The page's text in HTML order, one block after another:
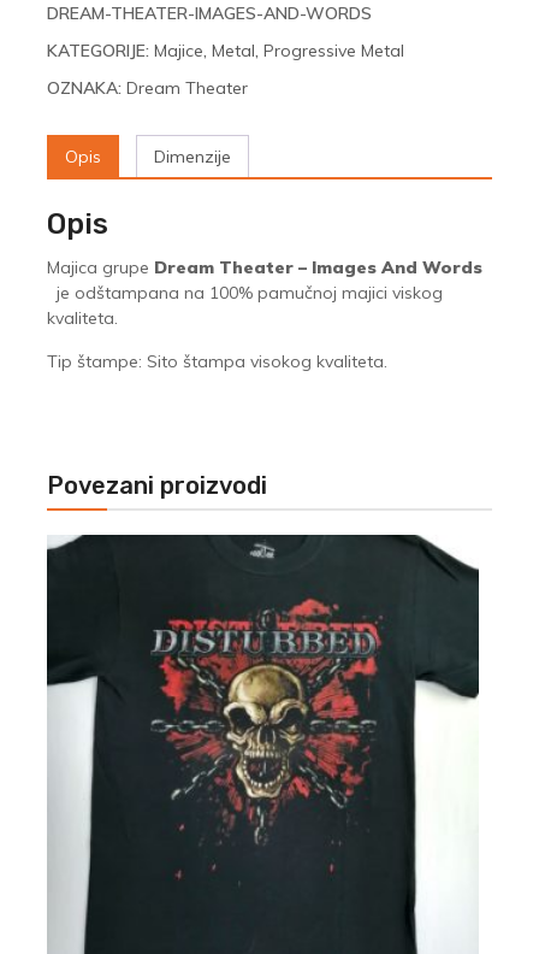
Words
količina
DREAM-THEATER-IMAGES-AND-WORDS
KATEGORIJE: Majice Metal Progressive Metal
OZNAKA: Dream Theater
Opis Dimenzije
Opis
Majica grupe Dream Theater – Images And Words
je odštampana na 100% pamučnoj majici viskog
kvaliteta.
Tip štampe: Sito štampa visokog kvaliteta.
Povezani proizvodi